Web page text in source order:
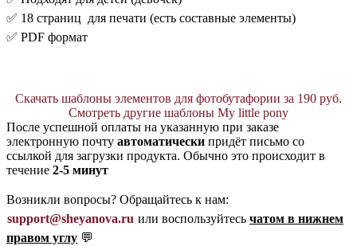
✅ 18 страниц для печати (есть составные элементы)
✅ PDF формат
Скачать шаблоны элементов для фотобутафории за 190 руб.
Смотреть другие шаблоны My little pony
После успешной оплаты на указанную при заказе
электронную почту автоматически придёт письмо со
ссылкой для загрузки продукта. Обычно это происходит в
течение 2-5 минут
Возникли вопросы? Обращайтесь к нам:
support@sheyanova.ru или воспользуйтесь чатом в нижнем
правом углу 💬